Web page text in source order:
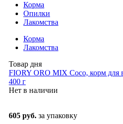
Корма
Опилки
Лакомства
Корма
Лакомства
Товар дня
FIORY ORO MIX Coco, корм для
400 г
Нет в наличии
605 руб. за упаковку